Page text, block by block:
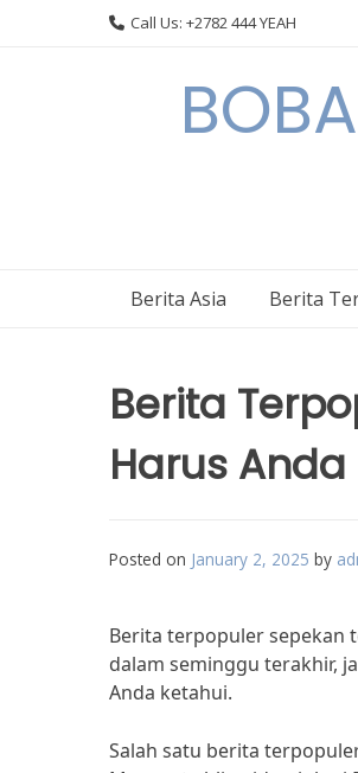
Call Us: +2782 444 YEAH
Berita Asia Berita
Berita
Harus
Posted on January 2, 2025 by
Berita terpopuler sepekan
dalam seminggu terakhir,
Anda ketahui.
Salah satu berita